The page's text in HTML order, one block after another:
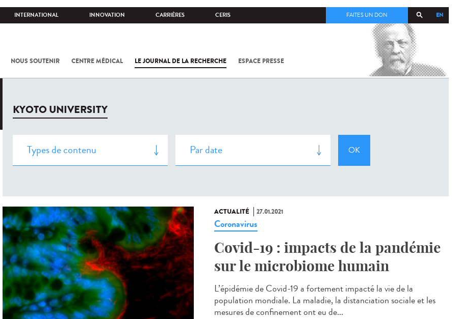
INTERNATIONAL INNOVATION CARRIÈRES CERIS EN
FAITES UN DON
NOUS SOUTENIR CENTRE MÉDICAL LE JOURNAL DE LA RECHERCHE ESPACE PRESSE
COV-2 /
KYOTO UNIVERSITY
ACTUALITÉ 27.01.2021
Coronavirus
Covid-19 : impacts de la pandémie
sur le microbiome humain
L’épidémie de Covid-19 a fortement impacté la vie de la
population mondiale. La maladie, la distanciation sociale et les
mesures de confinement ont eu de...